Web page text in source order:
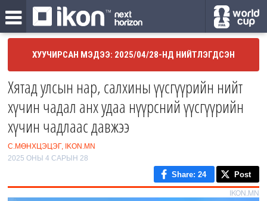
ХУУЧИРСАН МЭДЭЭ: 2025/04/28-НД НИЙТЛЭГДСЭН
Хятад улсын нар, салхины үүсгүүрийн нийт
хүчин чадал анх удаа нүүрсний үүсгүүрийн
хүчин чадлаас давжээ
С.МӨНХЦЭЦЭГ, IKON.MN
2025 ОНЫ 4 САРЫН 28
Share: 24 Post
IKON.MN